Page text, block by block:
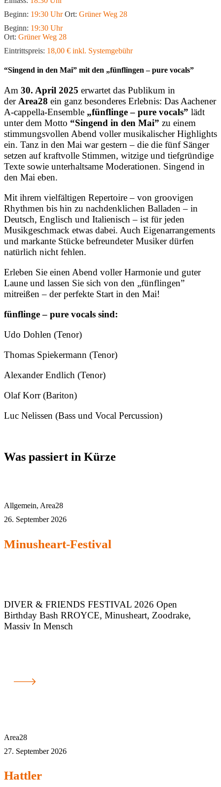
Beginn: 19:30 UhrOrt: Grüner Weg 28
Beginn: 19:30 Uhr
Ort: Grüner Weg 28
Eintrittspreis: 18,00 € inkl. Systemgebühr
“Singend in den Mai” mit den „fünflingen – pure vocals”
Am 30. April 2025 erwartet das Publikum in
derArea28 ein ganz besonderes Erlebnis: Das Aachener
A-cappella-Ensemble „fünflinge – pure vocals” lädt
unter dem Motto “Singend in den Mai” zu einem
stimmungsvollen Abend voller musikalischer Highlights
ein. Tanz in den Mai war gestern – die die fünf Sänger
setzen auf kraftvolle Stimmen, witzige und tiefgründige
Texte sowie unterhaltsame Moderationen. Singend in
den Mai eben.
Mit ihrem vielfältigen Repertoire – von groovigen
Rhythmen bis hin zu nachdenklichen Balladen – in
Deutsch, Englisch und Italienisch – ist für jeden
Musikgeschmack etwas dabei. Auch Eigenarrangements
und markante Stücke befreundeter Musiker dürfen
natürlich nicht fehlen.
Erleben Sie einen Abend voller Harmonie und guter
Laune und lassen Sie sich von den „fünflingen”
mitreißen – der perfekte Start in den Mai!
fünflinge – pure vocals sind:
Udo Dohlen (Tenor)
Thomas Spiekermann (Tenor)
Alexander Endlich (Tenor)
Olaf Korr (Bariton)
Luc Nelissen (Bass und Vocal Percussion)
Was passiert in Kürze
Allgemein, Area28
26. September 2026
Minusheart-Festival
DIVER & FRIENDS FESTIVAL 2026 Open
Birthday Bash RROYCE, Minusheart, Zoodrake,
Massiv In Mensch
Area28
27. September 2026
Hattler